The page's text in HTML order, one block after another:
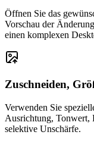
Öffnen Sie das
Vorschau der
einen komplexen
Zuschneiden,
Verwenden Sie
Ausrichtung, Tonwert,
selektive Unschärfe.